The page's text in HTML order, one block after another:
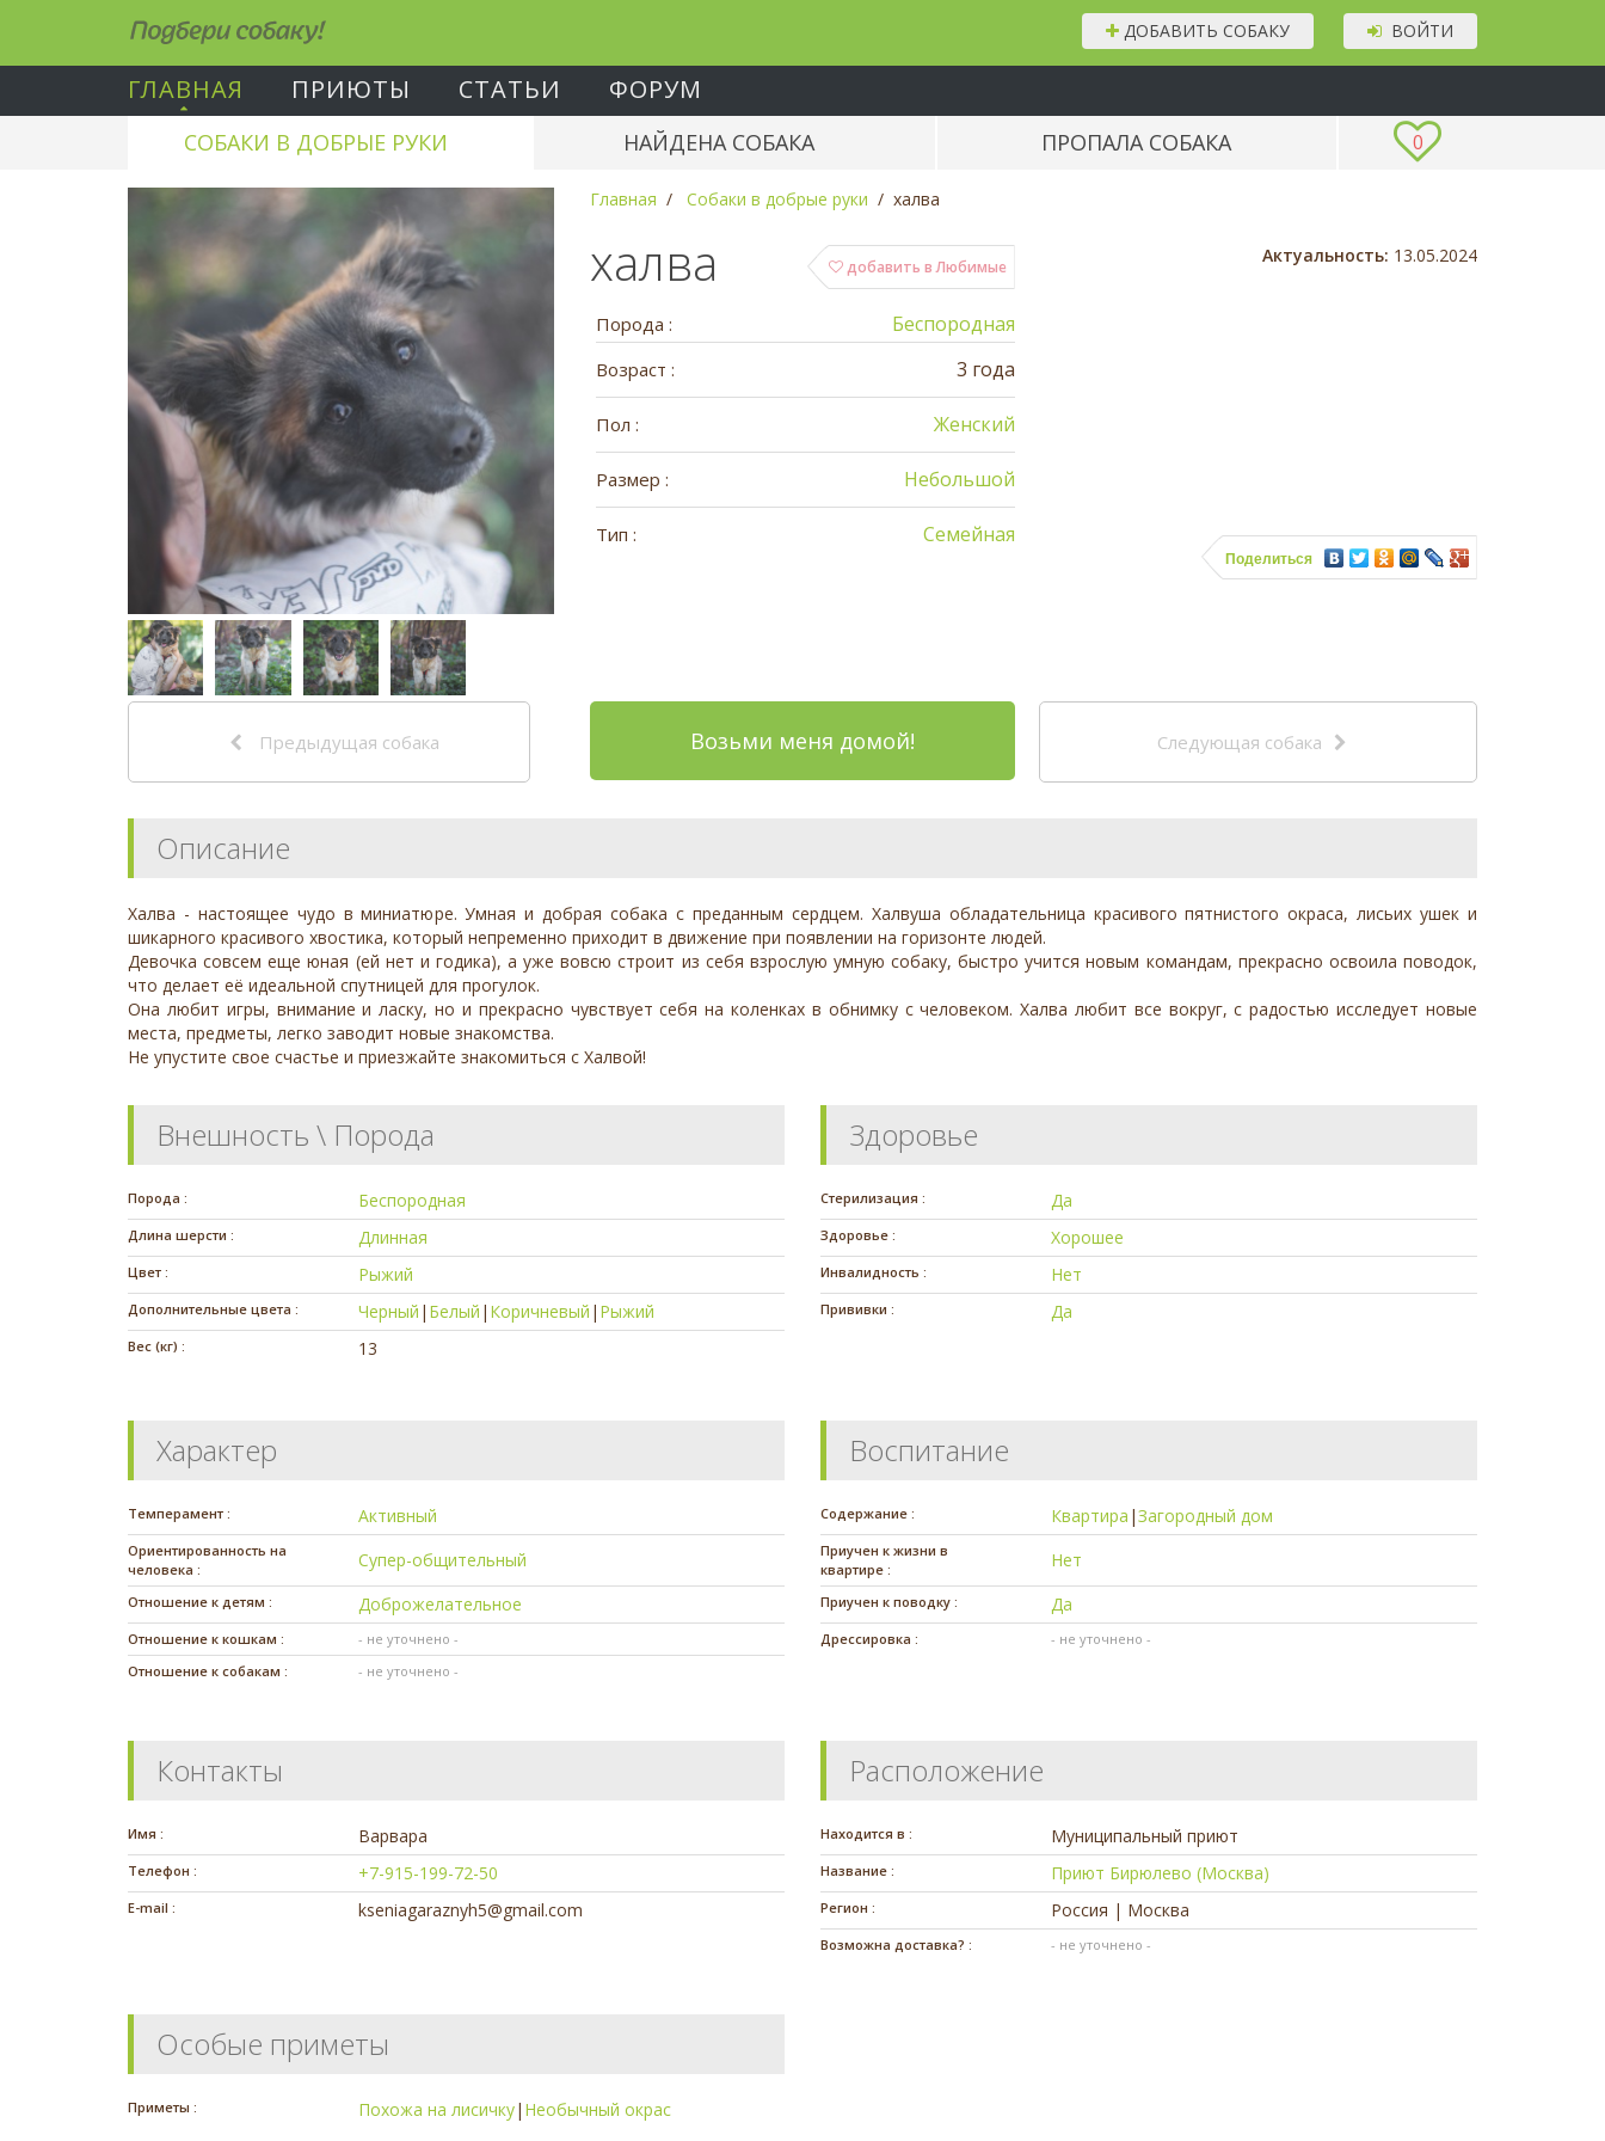
Подбери собаку! ВОЙТИ
ДОБАВИТЬ СОБАКУ
ГЛАВНАЯ ПРИЮТЫ СТАТЬИ ФОРУМ
0
СОБАКИ В ДОБРЫЕ РУКИ НАЙДЕНА СОБАКА ПРОПАЛА СОБАКА
Главная Собаки в добрые руки халва
добавить в Любимые
халва
Порода : Беспородная
Возраст : 3 года
Пол : Женский
Размер : Небольшой
Тип : Семейная
Актуальность: 13.05.2024
Поделиться
Предыдущая собака Возьми меня домой! Следующая собака
Описание
Халва - настоящее чудо в миниатюре. Умная и добрая собака с преданным сердцем. Халвуша обладательница красивого пятнистого окраса, лисьих ушек и
шикарного красивого хвостика, который непременно приходит в движение при появлении на горизонте людей.
Девочка совсем еще юная (ей нет и годика), а уже вовсю строит из себя взрослую умную собаку, быстро учится новым командам, прекрасно освоила поводок,
что делает её идеальной спутницей для прогулок.
Она любит игры, внимание и ласку, но и прекрасно чувствует себя на коленках в обнимку с человеком. Халва любит все вокруг, с радостью исследует новые
места, предметы, легко заводит новые знакомства.
Не упустите свое счастье и приезжайте знакомиться с Халвой!
Внешность \ Порода
Порода : Беспородная
Длина шерсти : Длинная
Цвет : Рыжий
Дополнительные цвета : Черный | Белый | Коричневый | Рыжий
Вес (кг) : 13
Здоровье
Стерилизация : Да
Здоровье : Хорошее
Инвалидность : Нет
Прививки : Да
Характер
Темперамент : Активный
Ориентированность на
человека :
Супер-общительный
Отношение к детям : Доброжелательное
Отношение к кошкам :
- не уточнено -
Отношение к собакам :
- не уточнено -
Воспитание
Содержание : Квартира |Загородный дом
Приучен к жизни в
квартире :
Нет
Приучен к поводку : Да
Дрессировка : - не уточнено -
Контакты
Имя : Варвара
Телефон : +7-915-199-72-50
E-mail : kseniagaraznyh5@gmail.com
Расположение
Находится в : Муниципальный приют
Название : Приют Бирюлево (Москва)
Регион : Россия | Москва
Возможна доставка? : - не уточнено -
Особые приметы
Приметы : Похожа на лисичку| Необычный окрас